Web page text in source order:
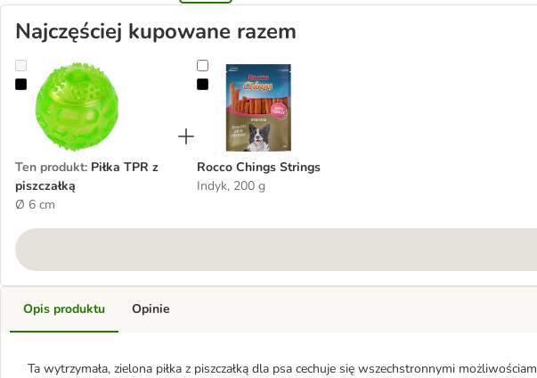
Najczęściej kupowane razem
Piłka TPR z piszczałką
Ten produkt: Piłka TPR z
piszczałką
Ø 6 cm
Rocco Chings Strings
Rocco Chings Strings
Indyk, 200 g
Opis produktu
Ta wytrzymała, zielona piłka z piszczałką dla psa cechuje się wszechstronnymi
Opinie